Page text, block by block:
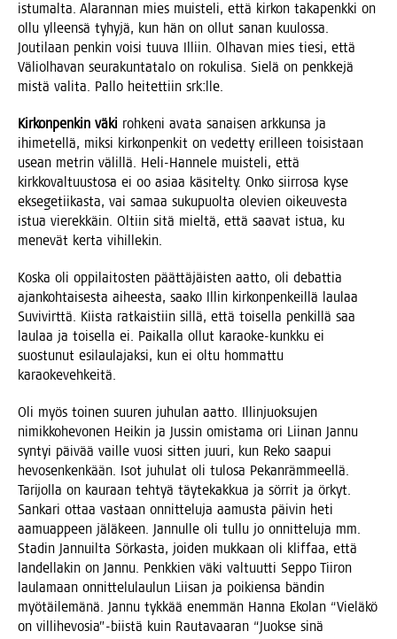
istu­mal­ta. Ala­ran­nan mies muis­te­li, että kir­kon taka­penk­ki on
ollu ylleen­sä tyhy­jä, kun hän on ollut sanan kuu­los­sa.
Jou­ti­laan pen­kin voi­si tuu­va Illiin. Olha­van mies tie­si, että
Väliol­ha­van seu­ra­kun­ta­ta­lo on roku­li­sa. Sie­lä on penk­ke­jä
mis­tä vali­ta. Pal­lo hei­tet­tiin srk:lle.
Kir­kon­pen­kin väki roh­ke­ni ava­ta sanai­sen ark­kun­sa ja
ihi­me­tel­lä, mik­si kir­kon­pen­kit on vedet­ty eril­leen toi­sis­taan
usean met­rin välil­lä. Heli-Han­ne­le muis­te­li, että
kirk­ko­val­tuus­to­sa ei oo asi­aa käsi­tel­ty. Onko siir­ro­sa kyse
ekse­ge­tii­kas­ta, vai samaa suku­puol­ta ole­vien oikeu­ves­ta
istua vie­rek­käin. Oltiin sitä miel­tä, että saa­vat istua, ku
mene­vät ker­ta vihillekin.
Kos­ka oli oppi­lai­tos­ten päät­tä­jäis­ten aat­to, oli debat­tia
ajan­koh­tai­ses­ta aihees­ta, saa­ko Illin kir­kon­pen­keil­lä lau­laa
Suvi­virt­tä. Kiis­ta rat­kais­tiin sil­lä, että toi­sel­la pen­kil­lä saa
lau­laa ja toi­sel­la ei. Pai­kal­la ollut karao­ke-kunk­ku ei
suos­tu­nut esi­lau­la­jak­si, kun ei oltu hom­mat­tu
karaokevehkeitä.
Oli myös toi­nen suu­ren juhu­lan aat­to. Illin­juok­su­jen
nimik­ko­he­vo­nen Hei­kin ja Jus­sin omis­ta­ma ori Lii­nan Jan­nu
syn­tyi päi­vää vail­le vuo­si sit­ten juu­ri, kun Reko saa­pui
hevo­sen­ken­kään. Isot juhu­lat oli tulosa Pekan­räm­meel­lä.
Tari­jol­la on kau­raan teh­tyä täy­te­kak­kua ja sör­rit ja örkyt.
San­ka­ri ottaa vas­taan onnit­te­lu­ja aamus­ta päi­vin heti
aamuap­peen jälä­keen. Jan­nul­le oli tul­lu jo onnit­te­lu­ja mm.
Sta­din Jan­nuil­ta Sör­kas­ta, joi­den muk­kaan oli klif­faa, että
lan­del­la­kin on Jan­nu. Penk­kien väki val­tuut­ti Sep­po Tii­ron
lau­la­maan onnit­te­lu­lau­lun Lii­san ja poi­kien­sa bän­din
myö­täi­le­mä­nä. Jan­nu tyk­kää enem­män Han­na Eko­lan “Vie­lä­kö
on villihevosia”-biistä kuin Rau­ta­vaa­ran “Juok­se sinä